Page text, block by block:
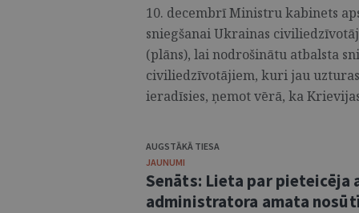
10. decembrī Ministru kabinets
sniegšanai Ukrainas
(plāns), lai nodrošinātu atbalsta
civiliedzīvotājiem, kuri jau
ieradīsies, ņemot vērā, ka
AUGSTĀKĀ TIESA
JAUNUMI
Senāts: Lieta par pieteicēja
administratora amata